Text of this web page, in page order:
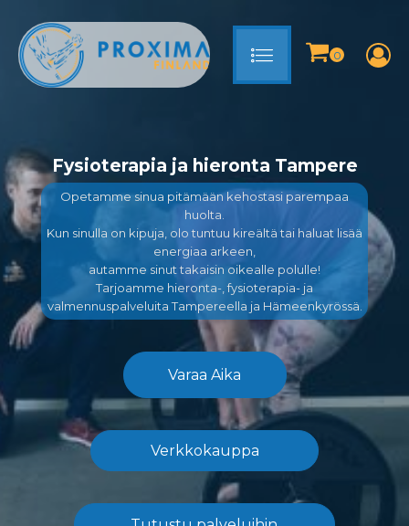
Fysioterapia ja hieronta Tampere
Opetamme sinua pitämään kehostasi parempaa
huolta.
Kun sinulla on kipuja, olo tuntuu kireältä tai haluat lisää
energiaa arkeen,
autamme sinut takaisin oikealle polulle!
Tarjoamme hieronta-, fysioterapia- ja
valmennuspalveluita Tampereella ja Hämeenkyrössä.
Varaa Aika
Verkkokauppa